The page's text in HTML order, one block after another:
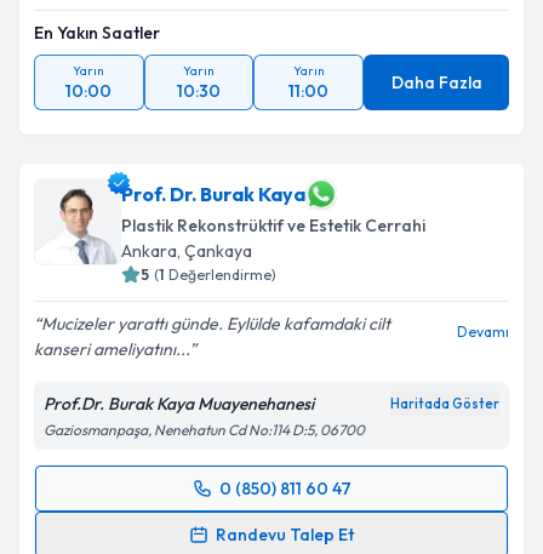
En Yakın Saatler
Yarın
10:00
Yarın
10:30
Yarın
11:00 Daha Fazla
Prof. Dr. Burak Kaya
Plastik Rekonstrüktif ve Estetik Cerrahi
Ankara, Çankaya
5 (1 Değerlendirme)
Mucizeler yarattı günde. Eylülde kafamdaki cilt
kanseri ameliyatını...
Devamı
Prof.Dr. Burak Kaya Muayenehanesi Haritada Göster
Gaziosmanpaşa, Nenehatun Cd No:114 D:5, 06700
0 (850) 811 60 47
Randevu Talep Et
Randevu Takvimi Talebi